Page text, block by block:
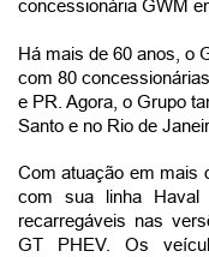
concessionária GWM
Há mais de 60 anos, o
com 80
e PR. Agora, o Grupo
Santo e no Rio de
Com atuação em mais
com sua linha
recarregáveis nas
GT PHEV. Os